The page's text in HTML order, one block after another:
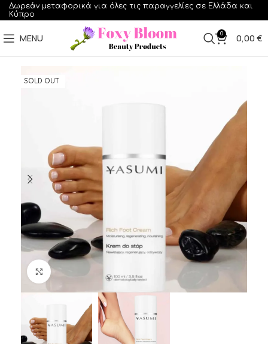
Δωρεάν μεταφορικά για όλες τις παραγγελίες σε Ελλάδα και
Κύπρο
MENU 0 0,00 €
SOLD OUT
Click to enlarge